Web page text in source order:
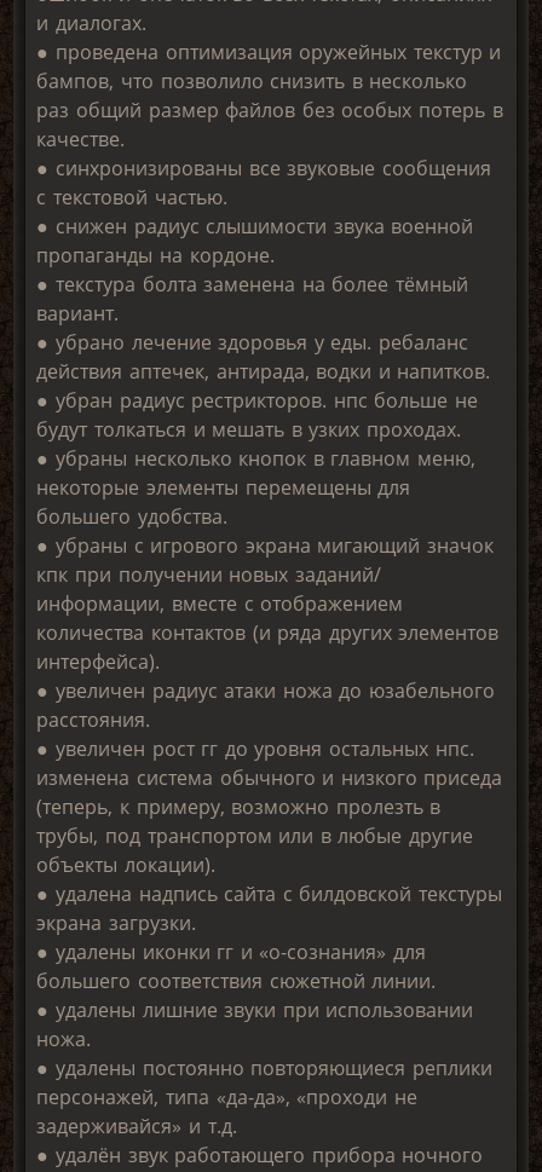
и диалогах.
● проведена оптимизация оружейных текстур и
бампов, что позволило снизить в несколько
раз общий размер файлов без особых потерь в
качестве.
● синхронизированы все звуковые сообщения
с текстовой частью.
● снижен радиус слышимости звука военной
пропаганды на кордоне.
● текстура болта заменена на более тёмный
вариант.
● убрано лечение здоровья у еды. ребаланс
действия аптечек, антирада, водки и напитков.
● убран радиус рестрикторов. нпс больше не
будут толкаться и мешать в узких проходах.
● убраны несколько кнопок в главном меню,
некоторые элементы перемещены для
большего удобства.
● убраны с игрового экрана мигающий значок
кпк при получении новых заданий/
информации, вместе с отображением
количества контактов (и ряда других элементов
интерфейса).
● увеличен радиус атаки ножа до юзабельного
расстояния.
● увеличен рост гг до уровня остальных нпс.
изменена система обычного и низкого приседа
(теперь, к примеру, возможно пролезть в
трубы, под транспортом или в любые другие
объекты локации).
● удалена надпись сайта с билдовской текстуры
экрана загрузки.
● удалены иконки гг и «о-сознания» для
большего соответствия сюжетной линии.
● удалены лишние звуки при использовании
ножа.
● удалены постоянно повторяющиеся реплики
персонажей, типа «да-да», «проходи не
задерживайся» и т.д.
● удалён звук работающего прибора ночного